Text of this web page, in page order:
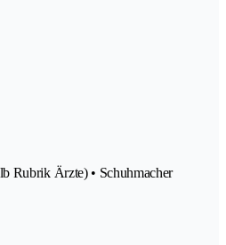
Rubrik Ärzte) • Schuhmacher